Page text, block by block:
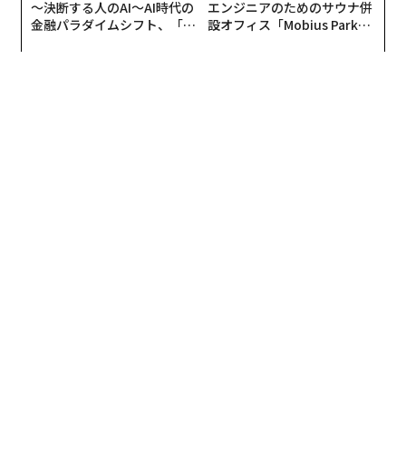
〜決断する人のAI〜AI時代の
金融パラダイムシフト、「超
エンジニアのためのサウナ併
設オフィス「Mobius Park」